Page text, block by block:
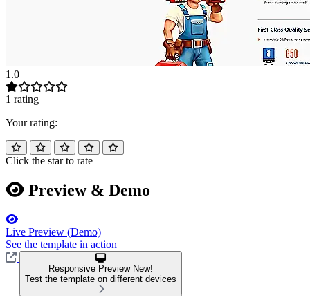
1.0
1 rating
Your rating:
Click the star to rate
Preview & Demo
Live Preview (Demo)
See the template in action
Responsive Preview New!
Test the template on different devices